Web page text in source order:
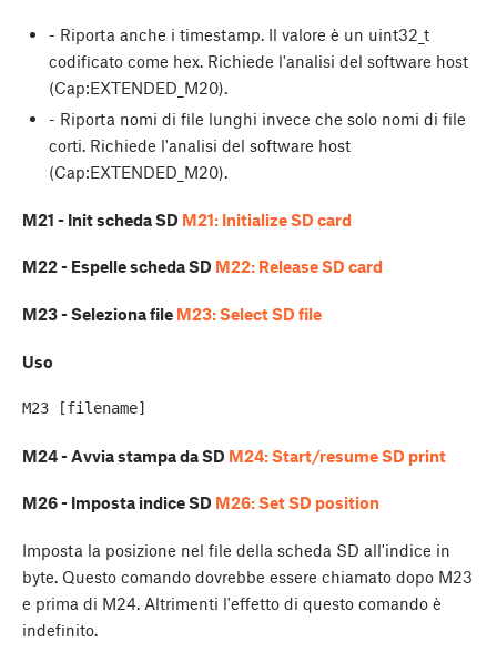
- Riporta anche i timestamp. Il valore è un uint32_t
codificato come hex. Richiede l'analisi del software host
(Cap:EXTENDED_M20).
- Riporta nomi di file lunghi invece che solo nomi di file
corti. Richiede l'analisi del software host
(Cap:EXTENDED_M20).
M21 - Init scheda SD M21: Initialize SD card
M22 - Espelle scheda SD M22: Release SD card
M23 - Seleziona file M23: Select SD file
Uso
M24 - Avvia stampa da SD M24: Start/resume SD print
M26 - Imposta indice SD M26: Set SD position
Imposta la posizione nel file della scheda SD all'indice in
byte. Questo comando dovrebbe essere chiamato dopo M23
e prima di M24. Altrimenti l'effetto di questo comando è
indefinito.